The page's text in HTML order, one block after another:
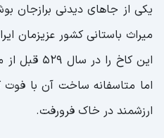
یکی از جاهای دیدنی برازجان
میراث باستانی کشور عزیزمان
این کاخ را
اما متاسفانه ساخت آن با
ارزشمند در خاک فرورفت.